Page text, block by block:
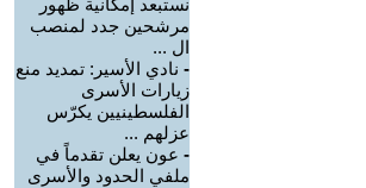
نستبعد إمكانية ظهور
مرشحين جدد لمنصب
ال ...
- نادي الأسير: تمديد منع
زيارات الأسرى
الفلسطينيين يكرّس
عزلهم ...
- عون يعلن تقدماً في
ملفي الحدود والأسرى